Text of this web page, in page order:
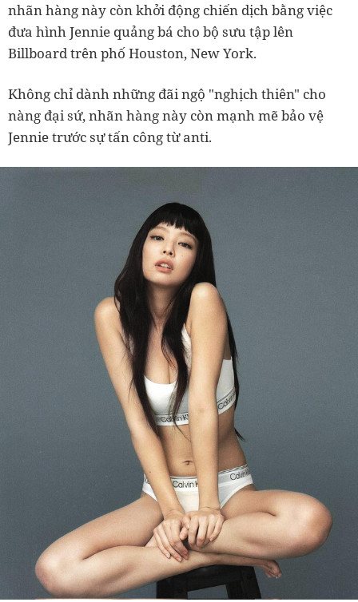
nhãn hàng này còn khởi động chiến dịch bằng việc
đưa hình Jennie quảng bá cho bộ sưu tập lên
Billboard trên phố Houston, New York.
Không chỉ dành những đãi ngộ "nghịch thiên" cho
nàng đại sứ, nhãn hàng này còn mạnh mẽ bảo vệ
Jennie trước sự tấn công từ anti.